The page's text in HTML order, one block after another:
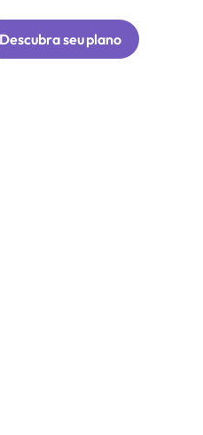
Descubra seu plano